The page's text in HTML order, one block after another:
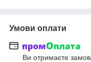
Умови оплати
Ви отримаєте